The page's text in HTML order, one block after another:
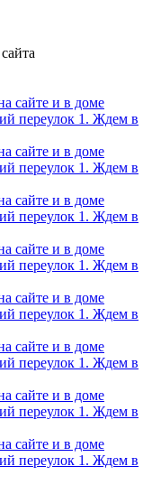
и в доме
переулок 1. Ждем в
и в доме
переулок 1. Ждем в
и в доме
переулок 1. Ждем в
и в доме
переулок 1. Ждем в
и в доме
переулок 1. Ждем в
и в доме
переулок 1. Ждем в
и в доме
переулок 1. Ждем в
и в доме
переулок 1. Ждем в